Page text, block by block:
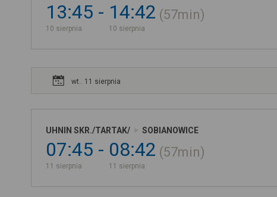
13:45
10 sierpnia
14:42
10 sierpnia
57min
wt.. 11 sierpnia
UHNIN SKR./TARTAK/ SOBIANOWICE
07:45
11 sierpnia
08:42
11 sierpnia
57min